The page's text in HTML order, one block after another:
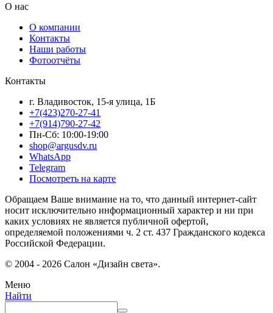
О нас
О компании
Контакты
Наши работы
Фотоотчёты
Контакты
г. Владивосток, 15-я улица, 1Б
+7(423)270-27-41
+7(914)790-27-42
Пн-Сб: 10:00-19:00
shop@argusdv.ru
WhatsApp
Telegram
Посмотреть на карте
Обращаем Ваше внимание на то, что данный интернет-сайт
носит исключительно информационный характер и ни при
каких условиях не является публичной офертой,
определяемой положениями ч. 2 ст. 437 Гражданского кодекса
Российской Федерации.
© 2004 - 2026 Салон «Дизайн света».
Меню
Найти